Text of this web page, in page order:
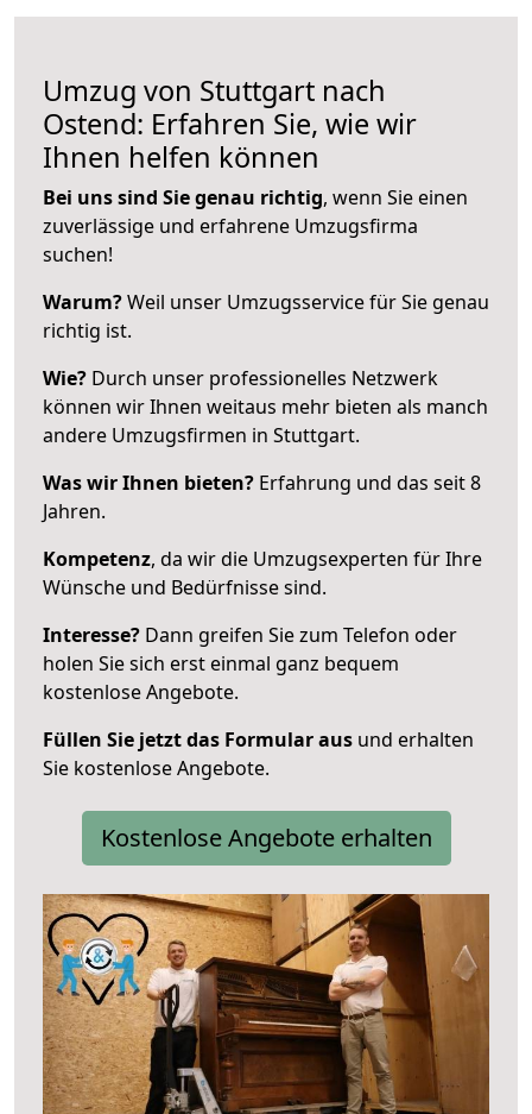
Umzug von Stuttgart nach
Ostend: Erfahren Sie, wie wir
Ihnen helfen können
Bei uns sind Sie genau richtig, wenn Sie einen
zuverlässige und erfahrene Umzugsfirma
suchen!
Warum?Weil unser Umzugsservice für Sie genau
richtig ist.
Wie? Durch unser professionelles Netzwerk
können wir Ihnen weitaus mehr bieten als manch
andere Umzugsfirmen in Stuttgart.
Was wir Ihnen bieten? Erfahrung und das seit 8
Jahren.
Kompetenz, da wir die Umzugsexperten für Ihre
Wünsche und Bedürfnisse sind.
Interesse? Dann greifen Sie zum Telefon oder
holen Sie sich erst einmal ganz bequem
kostenlose Angebote.
Füllen Sie jetzt das Formular aus und erhalten
Sie kostenlose Angebote.
Kostenlose Angebote erhalten